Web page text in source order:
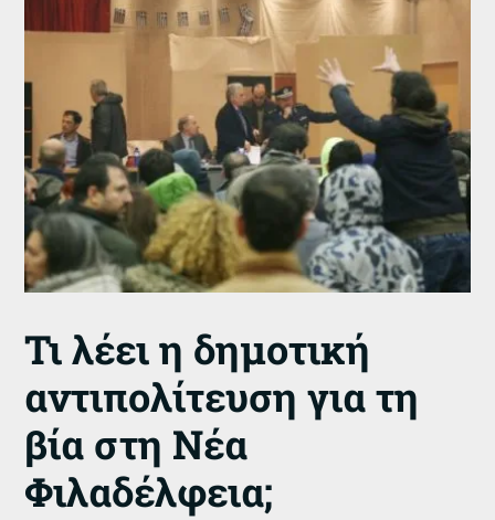
Τι λέει η δημοτική
αντιπολίτευση για τη
βία στη Νέα
Φιλαδέλφεια;